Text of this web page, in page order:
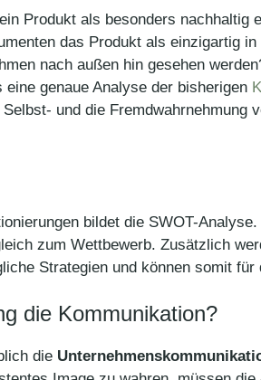
Produkt als besonders
das Produkt als einzigartig
nach außen hin gesehen
genaue Analyse der bisherigen
und die Fremdwahrnehmung
bildet die SWOT-
zum Wettbewerb. Zusätzlich
Strategien und können somit
die Kommunikation?
die